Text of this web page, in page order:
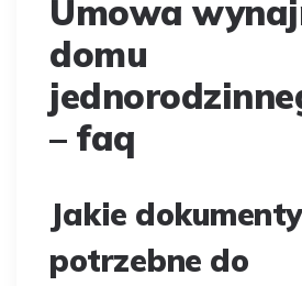
Umowa
domu
– faq
Jakie
potrzebne do